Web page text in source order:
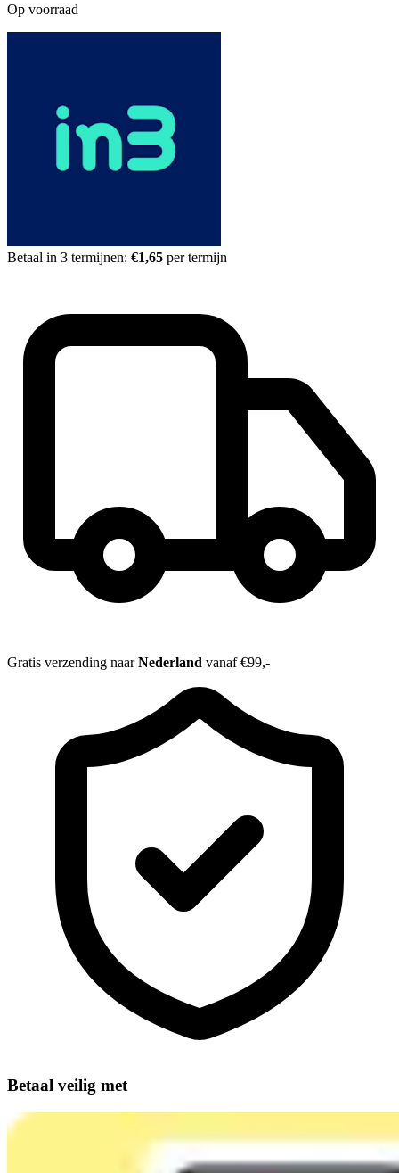
Op voorraad
Betaal in 3 termijnen: €1,65 per termijn
Gratis verzending naarNederland vanaf €99,-
Betaal veilig met